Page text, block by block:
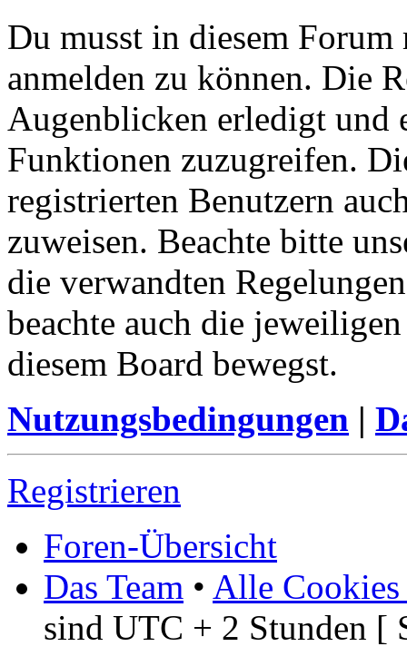
Du musst in diesem
anmelden zu können. Die
Augenblicken erledigt und
Funktionen zuzugreifen.
registrierten Benutzern
zuweisen. Beachte bitte
die verwandten
beachte auch die
diesem Board bewegst.
Nutzungsbedingungen |
Registrieren
Foren-Übersicht
Das Team • Alle Cookies
sind UTC + 2 Stunden [